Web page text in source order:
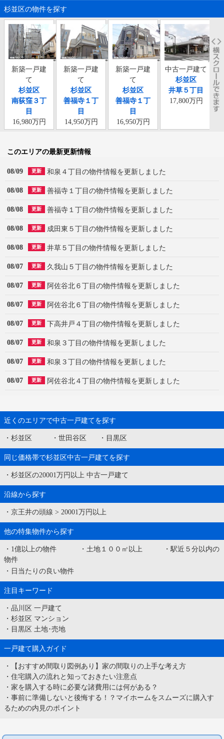
杉並区の物件を探す
新築一戸建
て
杉並区
南荻窪３丁
目
16,980万円
新築一戸建
て
杉並区
善福寺１丁
目
14,950万円
新築一戸建
て
杉並区
善福寺１丁
目
16,950万円
中古一戸建て
杉並区
井草５丁目
17,800万円
このエリアの最新更新情報
08/09 更新 和泉４丁目の物件情報を更新しました
08/08 更新 善福寺１丁目の物件情報を更新しました
08/08 更新 善福寺１丁目の物件情報を更新しました
08/08 更新 成田東５丁目の物件情報を更新しました
08/08 更新 井草５丁目の物件情報を更新しました
08/07 更新 久我山５丁目の物件情報を更新しました
08/07 更新 阿佐谷北６丁目の物件情報を更新しました
08/07 更新 阿佐谷北６丁目の物件情報を更新しました
08/07 更新 下高井戸４丁目の物件情報を更新しました
08/07 更新 和泉３丁目の物件情報を更新しました
08/07 更新 和泉３丁目の物件情報を更新しました
08/07 更新 阿佐谷北４丁目の物件情報を更新しました
近くのエリアで中古一戸建てを探す
・ 杉並区 ・ 世田谷区 ・ 目黒区
同じ価格帯で杉並区中古一戸建てを探す
・ 杉並区の20001万円以上 中古一戸建て
沿線から探す
・ 京王井の頭線 > 20001万円以上
他の特集物件から探す
・ 1億以上の物件 ・ 土地１００㎡以上 ・ 駅近５分以内の
物件
・ 日当たりの良い物件
注目キーワード
・ 品川区 一戸建て
・ 杉並区 マンション
・ 目黒区 土地･売地
一戸建て購入ガイド
・
【おすすめ間取り図例あり】家の間取りの上手な考え方
・ 住宅購入の流れと知っておきたい注意点
・ 家を購入する時に必要な諸費用には何がある？
・ 事前に準備しないと後悔する！？マイホームをスムーズに購入す
るための内見のポイント